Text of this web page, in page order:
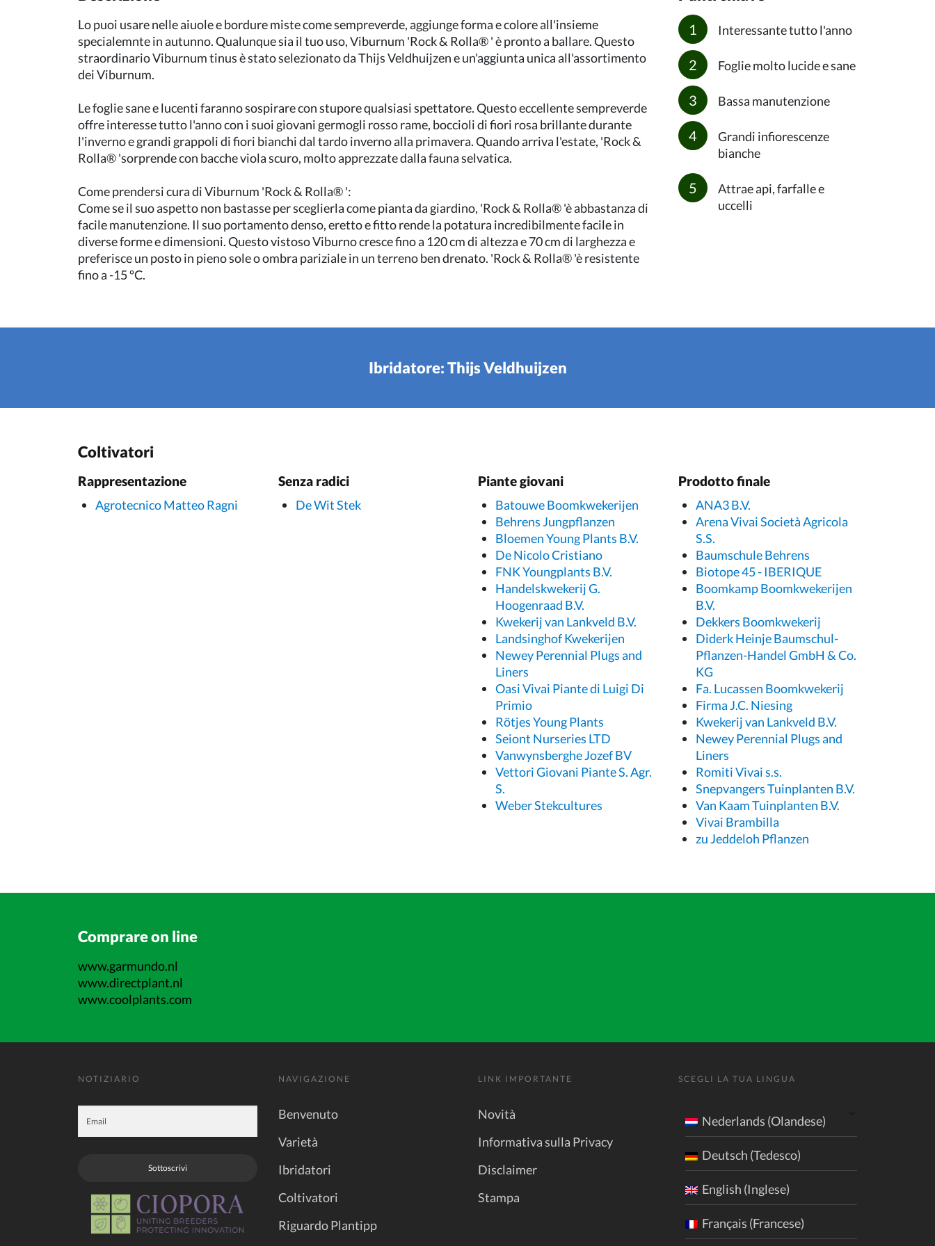
Lo puoi usare nelle aiuole e bordure miste come sempreverde, aggiunge forma e colore all'insieme
specialemnte in autunno. Qualunque sia il tuo uso, Viburnum 'Rock & Rolla® ' è pronto a ballare. Questo
straordinario Viburnum tinus è stato selezionato da Thijs Veldhuijzen e un'aggiunta unica all'assortimento
dei Viburnum.
Le foglie sane e lucenti faranno sospirare con stupore qualsiasi spettatore. Questo eccellente sempreverde
offre interesse tutto l'anno con i suoi giovani germogli rosso rame, boccioli di fiori rosa brillante durante
l'inverno e grandi grappoli di fiori bianchi dal tardo inverno alla primavera. Quando arriva l'estate, 'Rock &
Rolla® 'sorprende con bacche viola scuro, molto apprezzate dalla fauna selvatica.
Come prendersi cura di Viburnum 'Rock & Rolla® ':
Come se il suo aspetto non bastasse per sceglierla come pianta da giardino, 'Rock & Rolla® 'è abbastanza di
facile manutenzione. Il suo portamento denso, eretto e fitto rende la potatura incredibilmente facile in
diverse forme e dimensioni. Questo vistoso Viburno cresce fino a 120 cm di altezza e 70 cm di larghezza e
preferisce un posto in pieno sole o ombra pariziale in un terreno ben drenato. 'Rock & Rolla® 'è resistente
fino a -15 ºC.
Interessante tutto l'anno
Foglie molto lucide e sane
Bassa manutenzione
Grandi infiorescenze
bianche
Attrae api, farfalle e
uccelli
Ibridatore: Thijs Veldhuijzen
Coltivatori
Rappresentazione
Agrotecnico Matteo Ragni
Senza radici
De Wit Stek
Piante giovani
Batouwe Boomkwekerijen
Behrens Jungpflanzen
Bloemen Young Plants B.V.
De Nicolo Cristiano
FNK Youngplants B.V.
Handelskwekerij G.
Hoogenraad B.V.
Kwekerij van Lankveld B.V.
Landsinghof Kwekerijen
Newey Perennial Plugs and
Liners
Oasi Vivai Piante di Luigi Di
Primio
Rötjes Young Plants
Seiont Nurseries LTD
Vanwynsberghe Jozef BV
Vettori Giovani Piante S. Agr.
S.
Weber Stekcultures
Prodotto finale
ANA3 B.V.
Arena Vivai Società Agricola
S.S.
Baumschule Behrens
Biotope 45 - IBERIQUE
Boomkamp Boomkwekerijen
B.V.
Dekkers Boomkwekerij
Diderk Heinje Baumschul-
Pflanzen-Handel GmbH & Co.
KG
Fa. Lucassen Boomkwekerij
Firma J.C. Niesing
Kwekerij van Lankveld B.V.
Newey Perennial Plugs and
Liners
Romiti Vivai s.s.
Snepvangers Tuinplanten B.V.
Van Kaam Tuinplanten B.V.
Vivai Brambilla
zu Jeddeloh Pflanzen
Comprare on line
www.garmundo.nl
www.directplant.nl
www.coolplants.com
NOTIZIARIO
Sottoscrivi
NAVIGAZIONE
Benvenuto
Varietà
Ibridatori
Coltivatori
Riguardo Plantipp
LINK IMPORTANTE
Novità
Informativa sulla Privacy
Disclaimer
Stampa
SCEGLI LA TUA LINGUA
Nederlands (Olandese)
Deutsch (Tedesco)
English (Inglese)
Français (Francese)